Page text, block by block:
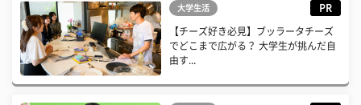
大学生活 PR
【チーズ好き必見】ブッラータチーズ
でどこまで広がる？ 大学生が挑んだ自
由す...